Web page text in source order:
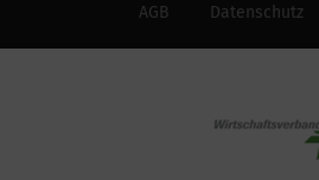
AGB Datenschutz